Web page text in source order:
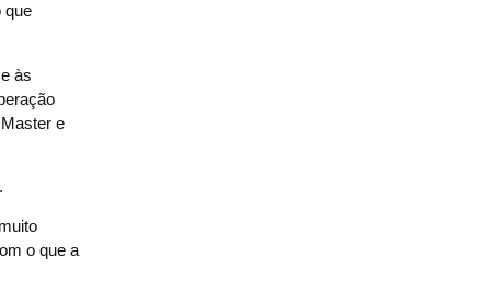
que
às
e
o que a